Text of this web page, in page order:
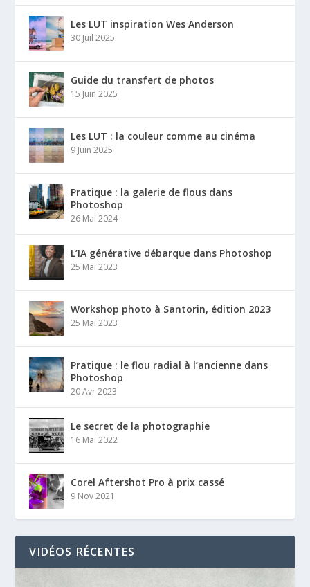
Les LUT inspiration Wes Anderson
30 Juil 2025
Guide du transfert de photos
15 Juin 2025
Les LUT : la couleur comme au cinéma
9 Juin 2025
Pratique : la galerie de flous dans
Photoshop
26 Mai 2024
L’IA générative débarque dans Photoshop
25 Mai 2023
Workshop photo à Santorin, édition 2023
25 Mai 2023
Pratique : le flou radial à l’ancienne dans
Photoshop
20 Avr 2023
Le secret de la photographie
16 Mai 2022
Corel Aftershot Pro à prix cassé
9 Nov 2021
VIDÉOS RÉCENTES